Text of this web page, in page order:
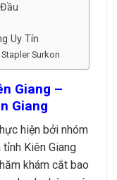
Uy Tín
Surkon
Giang –
Giang
hiện bởi nhóm
Kiên Giang
khám cắt bao